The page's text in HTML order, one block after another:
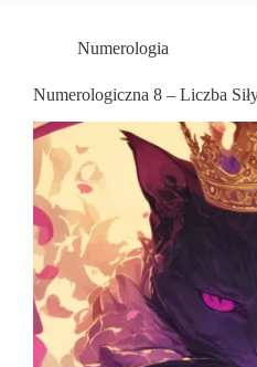
Numerologia
Numerologiczna 8 – Liczba